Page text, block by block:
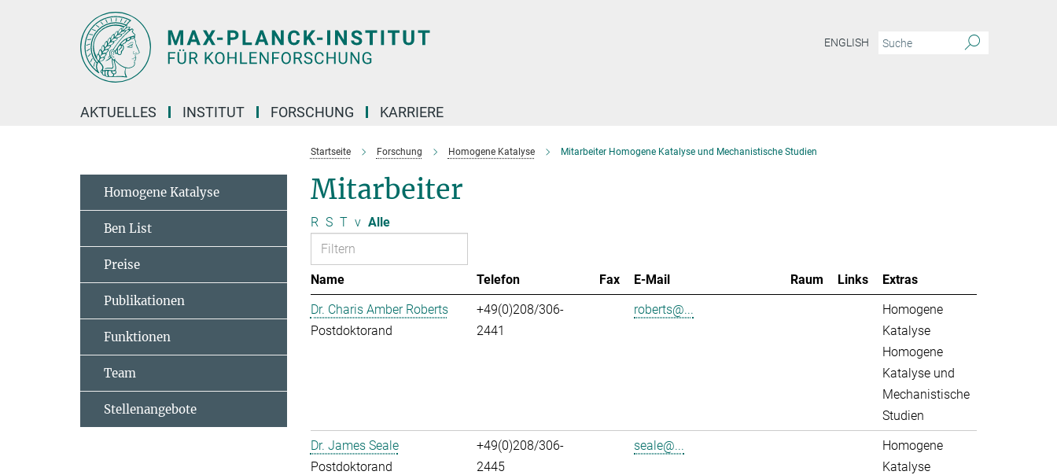
ENGLISH
AKTUELLES INSTITUT FORSCHUNG KARRIERE
Startseite Forschung Homogene Katalyse Mitarbeiter Homogene Katalyse und Mechanistische Studien
Mitarbeiter
R S T v Alle
Name Telefon Fax E-Mail Raum Links
Extras
Dr. Charis Amber Roberts
Postdoktorand
+49(0)208/306-
2441
roberts@...
Homogene
Katalyse
Homogene
Katalyse und
Mechanistische
Studien
Dr. James Seale
Postdoktorand
+49(0)208/306-
2445
seale@...
Homogene
Katalyse
Homogene Katalyse
Ben List
Preise
Publikationen
Funktionen
Team
Stellenangebote